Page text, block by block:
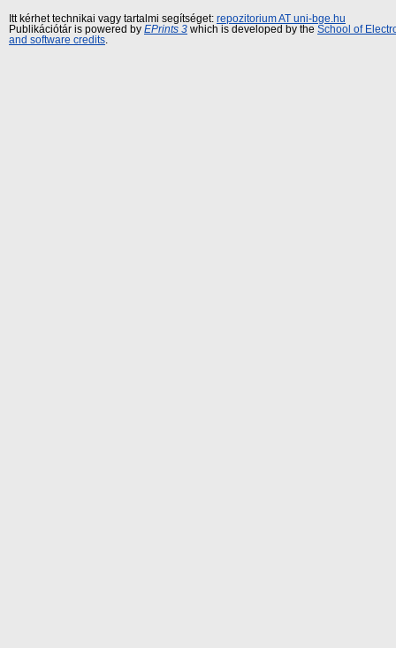
Itt kérhet technikai vagy tartalmi segítséget: repozitorium AT uni-bge.hu
Publikációtár is powered by EPrints 3 which is developed by the School of
and software credits